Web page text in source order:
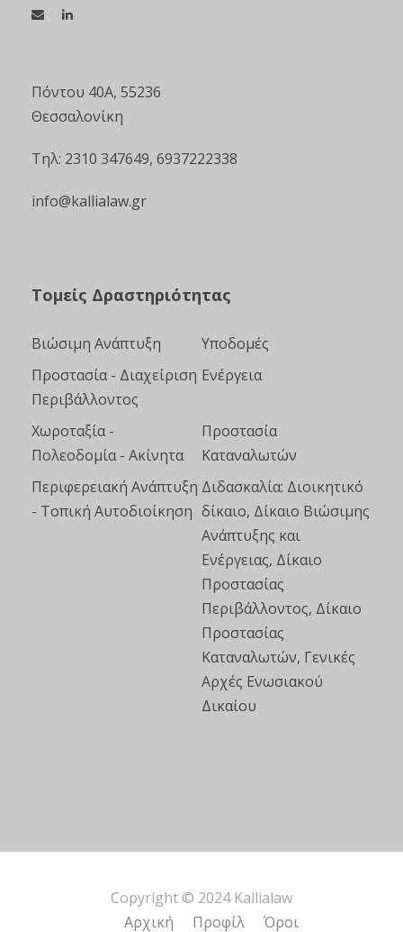
Πόντου 40Α, 55236
Θεσσαλονίκη
Τηλ: 2310 347649, 6937222338
info@kallialaw.gr
Τομείς Δραστηριότητας
Βιώσιμη Ανάπτυξη
Υποδομές
Προστασία - Διαχείριση
Περιβάλλοντος
Ενέργεια
Χωροταξία -
Πολεοδομία - Ακίνητα
Προστασία
Καταναλωτών
Περιφερειακή Ανάπτυξη
- Τοπική Αυτοδιοίκηση
Διδασκαλία: Διοικητικό
δίκαιο, Δίκαιο Βιώσιμης
Ανάπτυξης και
Ενέργειας, Δίκαιο
Προστασίας
Περιβάλλοντος, Δίκαιο
Προστασίας
Καταναλωτών, Γενικές
Αρχές Ενωσιακού
Δικαίου
Copyright © 2024 Kallialaw
Αρχική
Προφίλ Όροι